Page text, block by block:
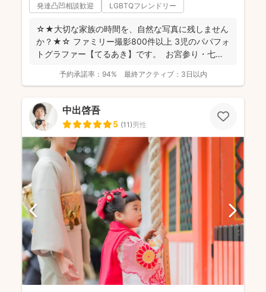
発達凸凹相談歓迎 LGBTQフレンドリー
☆★大切な家族の時間を、自然な写真に残しません
か？★☆ ファミリー撮影800件以上 3児のパパフォ
トグラファー【てるあき】です。 お宮参り・七
予約承諾率： 94% 最終アクティブ： 3日以内
中出啓吾
5 (11)男性